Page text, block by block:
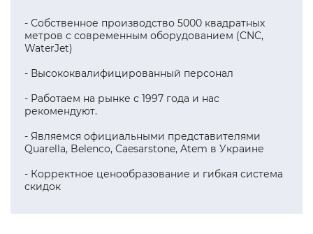
- Собственное производство 5000 квадратных
метров с современным оборудованием (CNC,
WaterJet)
- Высококвалифицированный персонал
- Работаем на рынке с 1997 года и нас
рекомендуют.
- Являемся официальными представителями
Quarella, Belenco, Caesarstone, Atem в Украине
- Корректное ценообразование и гибкая система
скидок